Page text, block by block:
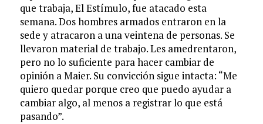
que trabaja, El Estímulo, fue atacado esta
semana. Dos hombres armados entraron en la
sede y atracaron a una veintena de personas. Se
llevaron material de trabajo. Les amedrentaron,
pero no lo suficiente para hacer cambiar de
opinión a Maier. Su convicción sigue intacta: “Me
quiero quedar porque creo que puedo ayudar a
cambiar algo, al menos a registrar lo que está
pasando”.